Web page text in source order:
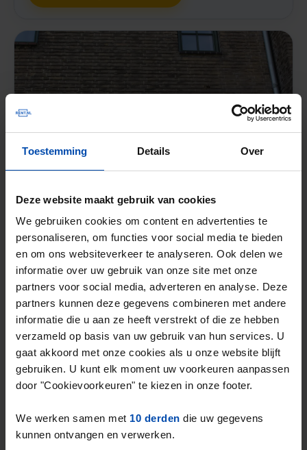
Toestemming Details Over
Deze website maakt gebruik van cookies
We gebruiken cookies om content en advertenties te
personaliseren, om functies voor social media te bieden
en om ons websiteverkeer te analyseren. Ook delen we
informatie over uw gebruik van onze site met onze
partners voor social media, adverteren en analyse. Deze
partners kunnen deze gegevens combineren met andere
informatie die u aan ze heeft verstrekt of die ze hebben
verzameld op basis van uw gebruik van hun services. U
gaat akkoord met onze cookies als u onze website blijft
gebruiken. U kunt elk moment uw voorkeuren aanpassen
door "Cookievoorkeuren" te kiezen in onze footer.
We werken samen met 10 derden die uw gegevens
kunnen ontvangen en verwerken.
Graaf Florisweg
Gouda
€ 1.226
1 maand geleden gevonden
Gevonden op:Gnagnagna.nl
68m²
1 kamer
⚡️ Deze woning is waarschijnlijk al weg
Reageer binnen 15 minuten om kans te maken. Met
Rent.nl ben je altijd als eerste!
Mis de volgende niet →